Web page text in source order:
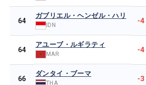
64
ガブリエル・ヘンゼル・ハリ
IDN -4
64
アユーブ・ルギラティ
MAR -4
66
ダンタイ・ブーマ
THA -3